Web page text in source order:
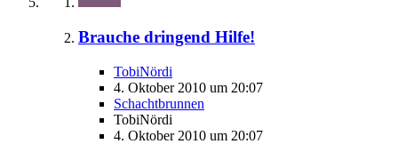
Brauche dringend Hilfe!
TobiNördi
4. Oktober 2010 um 20:07
Schachtbrunnen
TobiNördi
4. Oktober 2010 um 20:07